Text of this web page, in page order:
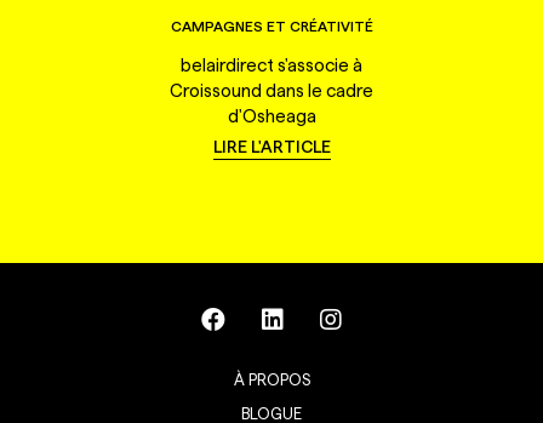
CAMPAGNES ET CRÉATIVITÉ
belairdirect s'associe à
Croissound dans le cadre
d'Osheaga
LIRE L'ARTICLE
À PROPOS
BLOGUE